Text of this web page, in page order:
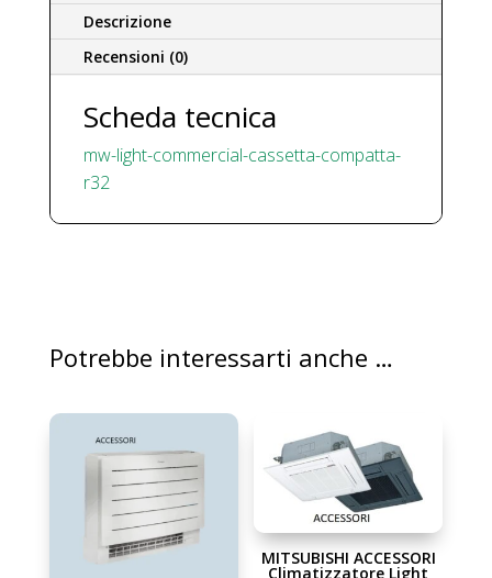
MTFGS
351
Descrizione
Recensioni (0)
Scheda tecnica
mw-light-commercial-cassetta-compatta-
r32
Potrebbe interessarti anche …
MITSUBISHI ACCESSORI
Climatizzatore Light